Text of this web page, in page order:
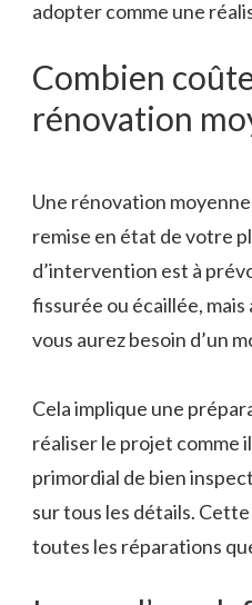
adopter comme une
Combien
rénovation
Une rénovation
remise en état de votre
d’intervention est à
fissurée ou écaillée, mais
vous aurez besoin d’un
Cela implique une
réaliser le projet comme
primordial de bien
sur tous les détails.
toutes les réparations